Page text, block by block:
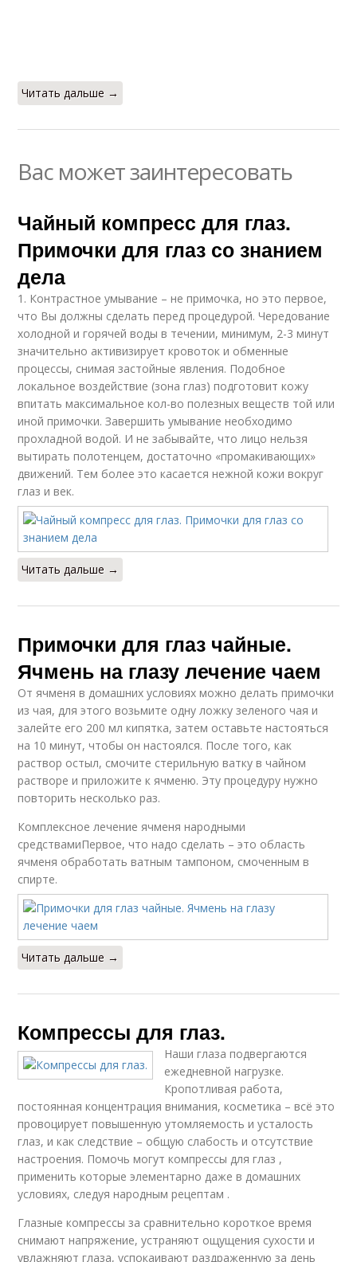
Читать дальше →
Вас может заинтересовать
Чайный компресс для глаз.
Примочки для глаз со знанием
дела
1. Контрастное умывание – не примочка, но это первое,
что Вы должны сделать перед процедурой. Чередование
холодной и горячей воды в течении, минимум, 2-3 минут
значительно активизирует кровоток и обменные
процессы, снимая застойные явления. Подобное
локальное воздействие (зона глаз) подготовит кожу
впитать максимальное кол-во полезных веществ той или
иной примочки. Завершить умывание необходимо
прохладной водой. И не забывайте, что лицо нельзя
вытирать полотенцем, достаточно «промакивающих»
движений. Тем более это касается нежной кожи вокруг
глаз и век.
Читать дальше →
Примочки для глаз чайные.
Ячмень на глазу лечение чаем
От ячменя в домашних условиях можно делать примочки
из чая, для этого возьмите одну ложку зеленого чая и
залейте его 200 мл кипятка, затем оставьте настояться
на 10 минут, чтобы он настоялся. После того, как
раствор остыл, смочите стерильную ватку в чайном
растворе и приложите к ячменю. Эту процедуру нужно
повторить несколько раз.
Комплексное лечение ячменя народными
средствамиПервое, что надо сделать – это область
ячменя обработать ватным тампоном, смоченным в
спирте.
Читать дальше →
Компрессы для глаз.
Наши глаза подвергаются
ежедневной нагрузке.
Кропотливая работа,
постоянная концентрация внимания, косметика – всё это
провоцирует повышенную утомляемость и усталость
глаз, и как следствие – общую слабость и отсутствие
настроения. Помочь могут компрессы для глаз ,
применить которые элементарно даже в домашних
условиях, следуя народным рецептам .
Глазные компрессы за сравнительно короткое время
снимают напряжение, устраняют ощущения сухости и
увлажняют глаза, успокаивают раздраженную за день